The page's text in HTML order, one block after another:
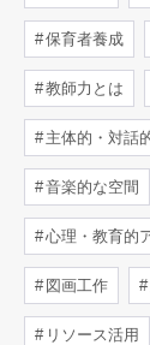
保育者養成
教師力とは
主体的・対話
音楽的な空間
心理・教育的
図画工作
リソース活用